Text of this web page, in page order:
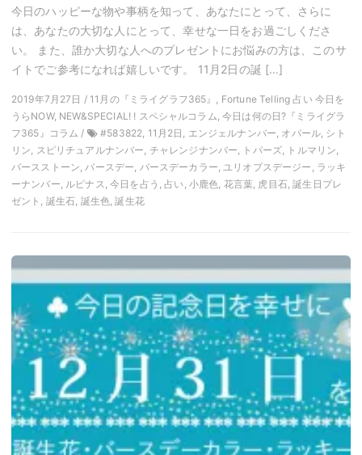
今日のハッピーな物や事柄を知って、あなたにとって、さらに
は、あなたの大切な人にとって、幸せな一日をお過ごしくださ
い。 また、誰か大切な人へのプレゼントにお悩みの方は、このサ
イトでご参考になれば嬉しいです。 11月2日の誕 […]
2019年7月27日 / 11月の『ミライグラフ365』, Fortune Telling 占い 今日を
うらNOW, NEW&SPECIAL! ! スペシャルコラム, 今日は何の日?『ミライグラ
フ365』コラム /
#583822, 11月2日, エンジェルナンバー, オパール, シト
リン, スピリチュアルナンバー, チャレンジナンバー, トパーズ, トルマリン,
バースストーン, バースデー, バースデーカラー, ユリオプスデージー, ラッキ
ーナンバー, ルピナス, 今日を占う, 占い, 小鹿色, 花言葉, 虎目石, 誕生日プレ
ゼント, 誕生石, 誕生色, 誕生花